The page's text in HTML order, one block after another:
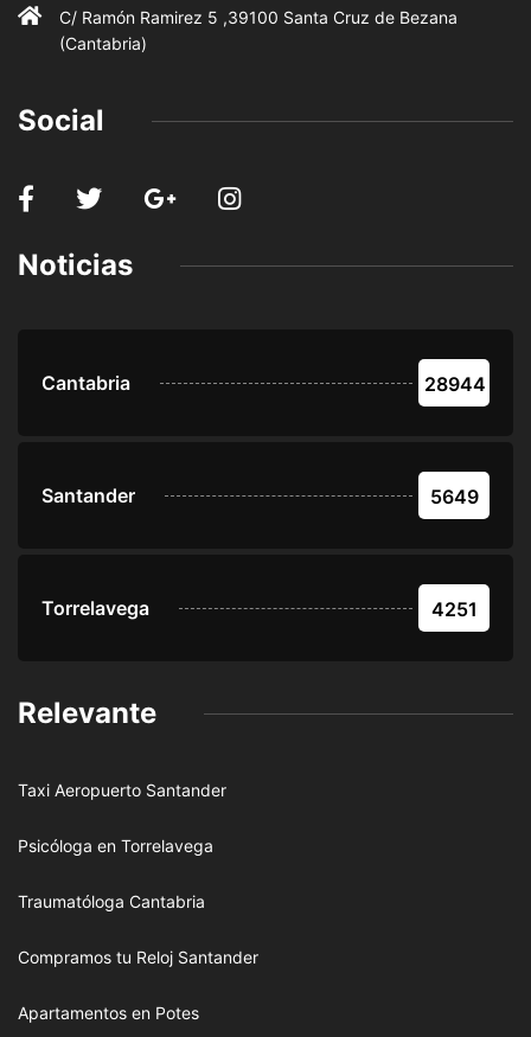
C/ Ramón Ramirez 5 ,39100 Santa Cruz de Bezana
(Cantabria)
Social
Noticias
Cantabria 28944
Santander 5649
Torrelavega 4251
Relevante
Taxi Aeropuerto Santander
Psicóloga en Torrelavega
Traumatóloga Cantabria
Compramos tu Reloj Santander
Apartamentos en Potes